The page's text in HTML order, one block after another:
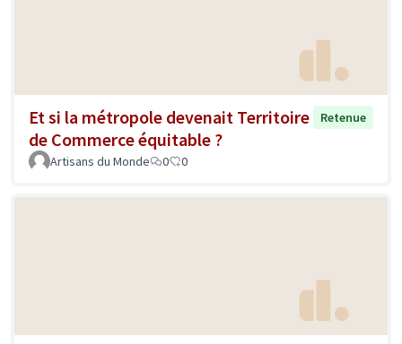
Et si la métropole devenait Territoire
de Commerce équitable ?
Retenue
Artisans du Monde 0 0